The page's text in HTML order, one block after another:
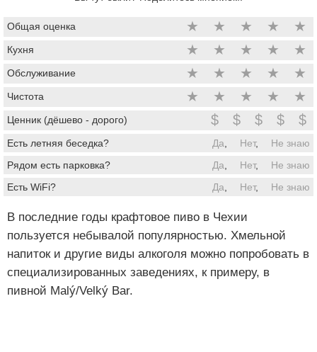
Общая оценка ★ ★ ★ ★ ★
Кухня ★ ★ ★ ★ ★
Обслуживание ★ ★ ★ ★ ★
Чистота ★ ★ ★ ★ ★
Ценник (дёшево - дорого) $ $ $ $ $
Есть летняя беседка? Да Нет,
Не знаю
Рядом есть парковка?
Да Нет,
Не знаю
Есть WiFi?
Да Нет, Не знаю
В последние годы крафтовое пиво в Чехии
пользуется небывалой популярностью. Хмельной
напиток и другие виды алкоголя можно попробовать в
специализированных заведениях, к примеру, в
пивной Malý/Velký Bar.